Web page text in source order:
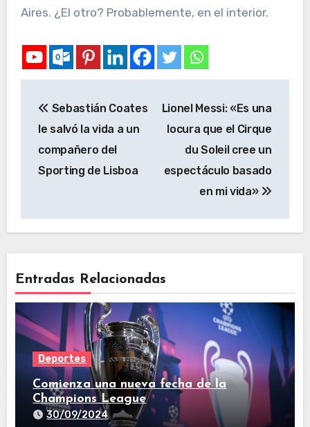
Aires. ¿El otro? Probablemente, en el interior.
Sebastián Coates
le salvó la vida a un
compañero del
Sporting de Lisboa
Lionel Messi: «Es una
locura que el Cirque
du Soleil cree un
espectáculo basado
en mi vida»
Entradas Relacionadas
Deportes
Comienza una nueva fecha de la
Champions League
30/09/2024